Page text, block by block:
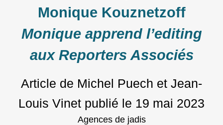
Monique Kouznetzoff
Monique apprend l’editing
aux Reporters Associés
Article de Michel Puech et Jean-
Louis Vinet publié le 19 mai 2023
Agences de jadis